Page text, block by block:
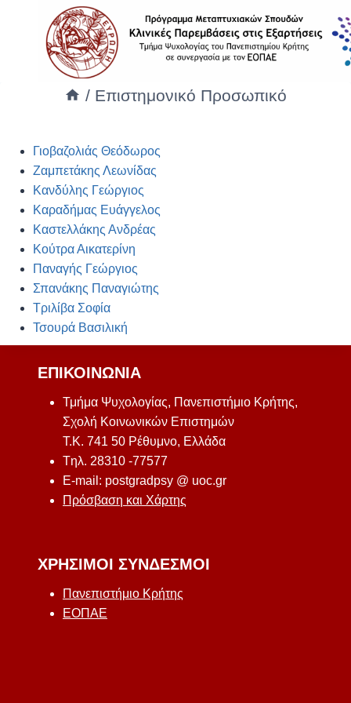
/ Επιστημονικό Προσωπικό
Γιοβαζολιάς Θεόδωρος
Ζαμπετάκης Λεωνίδας
Κανδύλης Γεώργιος
Καραδήμας Ευάγγελος
Καστελλάκης Ανδρέας
Κούτρα Αικατερίνη
Παναγής Γεώργιος
Σπανάκης Παναγιώτης
Τριλίβα Σοφία
Τσουρά Βασιλική
ΕΠΙΚΟΙΝΩΝΊΑ
Τμήμα Ψυχολογίας, Πανεπιστήμιο Κρήτης,
Σχολή Κοινωνικών Επιστημών
Τ.Κ. 741 50 Ρέθυμνο, Ελλάδα
Tηλ. 28310 -77577
E-mail: postgradpsy @ uoc.gr
Πρόσβαση και Χάρτης
ΧΡΉΣΙΜΟΙ ΣΎΝΔΕΣΜΟΙ
Πανεπιστήμιο Κρήτης
ΕΟΠΑΕ